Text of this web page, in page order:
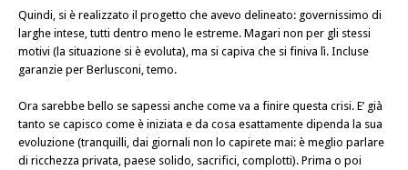
Quindi, si è realizzato il progetto che avevo delineato: governissimo di
larghe intese, tutti dentro meno le estreme. Magari non per gli stessi
motivi (la situazione si è evoluta), ma si capiva che si finiva lì. Incluse
garanzie per Berlusconi, temo.
Ora sarebbe bello se sapessi anche come va a finire questa crisi. E’ già
tanto se capisco come è iniziata e da cosa esattamente dipenda la sua
evoluzione (tranquilli, dai giornali non lo capirete mai: è meglio parlare
di ricchezza privata, paese solido, sacrifici, complotti). Prima o poi